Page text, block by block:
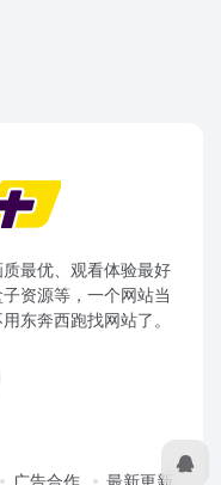
最优、观看体验最好
资源等，一个网站当
东奔西跑找网站了。
广告合作 最新更新